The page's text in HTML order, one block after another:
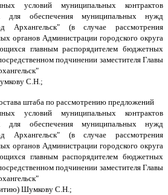
условий муниципальных контрактов
для обеспечения муниципальных нужд
Архангельск" (в случае рассмотрения
органов Администрации городского округа
главным распорядителем бюджетных
подчинении заместителя Главы
С.Н.;
штаба по рассмотрению предложений
условий муниципальных контрактов
для обеспечения муниципальных нужд
Архангельск" (в случае рассмотрения
органов Администрации городского округа
главным распорядителем бюджетных
подчинении заместителя Главы
Шумкову С.Н.;